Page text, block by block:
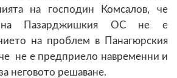
на господин Комсалов, че
на Пазарджишкия ОС не е
на проблем в Панагюрския
не е предприело навременни и
неговото решаване.